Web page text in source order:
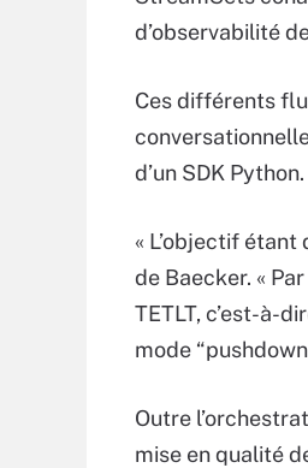
d’observabilité
Ces différents
d’un SDK Python.
« L’objectif
de Baecker. «
TETLT, c’est-à-
mode
Outre
mise en qualité